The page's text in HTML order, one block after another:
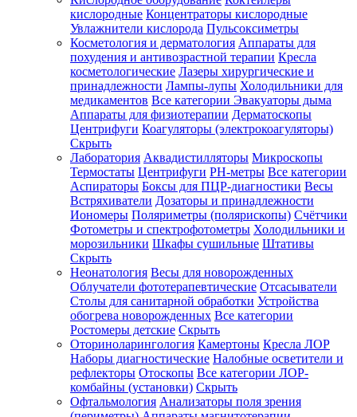
Зарегистрироваться
Зачем
регистрироваться?
Все
покупки
одном
месте
Личный
менеджер
Отслеживание
статуса
заказа
кислородные Концентраторы кислородные
Увлажнители кислорода Пульсоксиметры
Косметология и дерматология Аппараты для
похудения и антивозрастной терапии Кресла
косметологические Лазеры хирургические и
принадлежности Лампы-лупы Холодильники для
медикаментов Все категории Эвакуаторы дыма
Аппараты для физиотерапии Дерматоскопы
Центрифуги Коагуляторы (электрокоагуляторы)
Скрыть
Лаборатория Аквадистилляторы Микроскопы
Термостаты Центрифуги PH-метры Все категории
Аспираторы Боксы для ПЦР-диагностики Весы
Встряхиватели Дозаторы и принадлежности
Иономеры Поляриметры (полярископы) Счётчики
Фотометры и спектрофотометры Холодильники и
морозильники Шкафы сушильные Штативы
Скрыть
Неонатология Весы для новорожденных
Облучатели фототерапевтические Отсасыватели
Столы для санитарной обработки Устройства
обогрева новорожденных Все категории
Ростомеры детские Скрыть
Оториноларингология Камертоны Кресла ЛОР
Наборы диагностические Налобные осветители и
рефлекторы Отоскопы Все категории ЛОР-
комбайны (установки) Скрыть
Офтальмология Анализаторы поля зрения